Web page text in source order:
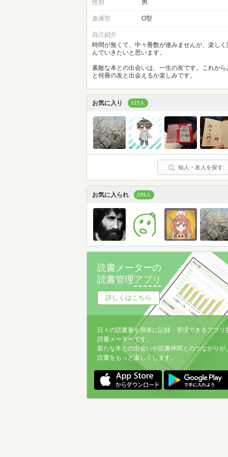
性別 男
血液型 O型
自己紹介
時間が無くて、中々冊数が進みませんが、楽しく
んでいきたいと思います。
素敵な本との出会いは、一生の友です。これから
と何冊の友と出会えるか楽しみです。
お気に入り 315人
知人・友人を探す
お気に入られ 269人
読書メーターの
読書管理アプリ
詳しくはこちら
日々の読書量を簡単に記録・管理できるアプリ
読書メーターです。
新たな本との出会いや読書仲間とのつながりが
読書をもっと楽しくします。